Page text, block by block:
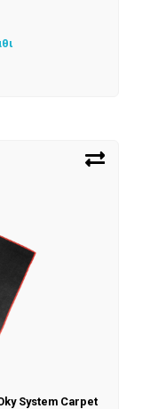
System Carpet